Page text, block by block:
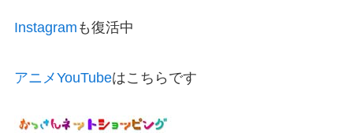
Instagram も復活中
アニメYouTubeはこちらです